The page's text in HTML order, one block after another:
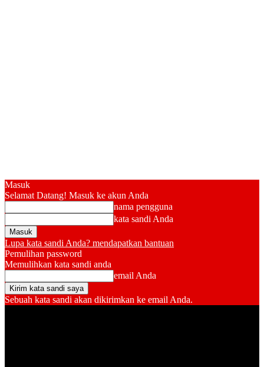
Masuk
Selamat Datang! Masuk ke akun Anda
nama pengguna
kata sandi Anda
Lupa kata sandi Anda? mendapatkan bantuan
Pemulihan password
Memulihkan kata sandi anda
email Anda
Sebuah kata sandi akan dikirimkan ke email Anda.